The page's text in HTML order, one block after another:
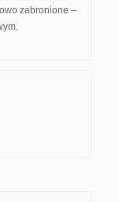
zabronione –